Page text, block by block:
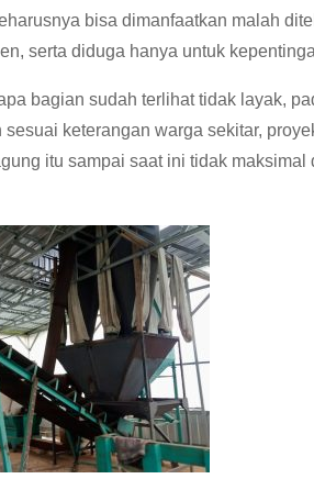
bisa dimanfaatkan malah
serta diduga hanya untuk
bagian sudah terlihat tidak layak,
sesuai keterangan warga sekitar,
itu sampai saat ini tidak